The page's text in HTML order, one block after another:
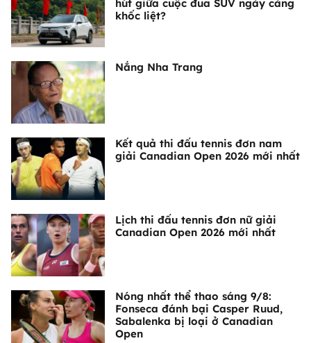
hút giữa cuộc đua SUV ngày càng
khốc liệt?
Nắng Nha Trang
Kết quả thi đấu tennis đơn nam
giải Canadian Open 2026 mới nhất
Lịch thi đấu tennis đơn nữ giải
Canadian Open 2026 mới nhất
Nóng nhất thể thao sáng 9/8:
Fonseca đánh bại Casper Ruud,
Sabalenka bị loại ở Canadian
Open